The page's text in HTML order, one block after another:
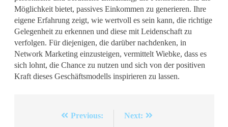
Möglichkeit bietet, passives Einkommen zu generieren. Ihre
eigene Erfahrung zeigt, wie wertvoll es sein kann, die richtige
Gelegenheit zu erkennen und diese mit Leidenschaft zu
verfolgen. Für diejenigen, die darüber nachdenken, in
Network Marketing einzusteigen, vermittelt Wiebke, dass es
sich lohnt, die Chance zu nutzen und sich von der positiven
Kraft dieses Geschäftsmodells inspirieren zu lassen.
Beitragsnavigation
Previous: Next: